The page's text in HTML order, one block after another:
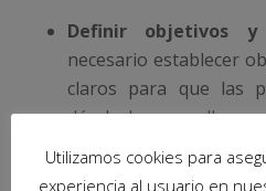
Definir objetivos
necesario establecer
claros para que las
dónde hay que llegar
adecuados para
alcanzado dichas metas.
Utilizamos cookies para
experiencia al usuario en